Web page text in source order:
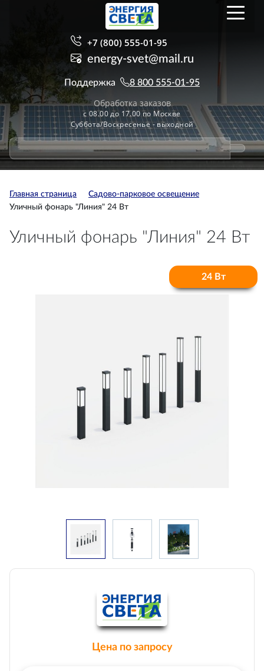
+7 (800) 555-01-95
energy-svet@mail.ru
Поддержка 8 800 555-01-95
Обработка заказов
с 08.00 до 17.00 по Москве
Суббота/Воскресенье - выходной
Главная страница
Садово-парковое освещение
Уличный фонарь "Линия" 24 Вт
Уличный фонарь "Линия" 24 Вт
24 Вт
Цена по запросу